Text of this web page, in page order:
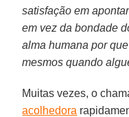
satisfação em
em vez da bondade
alma humana por
mesmos quando
Muitas vezes, o
acolhedora